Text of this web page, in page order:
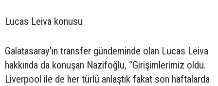
Lucas Leiva konusu
Galatasaray’ın transfer gündeminde olan Lucas Leiva
hakkında da konuşan Nazifoğlu, “Girişimlerimiz oldu.
Liverpool ile de her türlü anlaştık fakat son haftalarda